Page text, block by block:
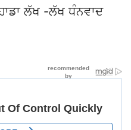
ਲੱਖ -ਲੱਖ ਧੰਨਵਾਦ